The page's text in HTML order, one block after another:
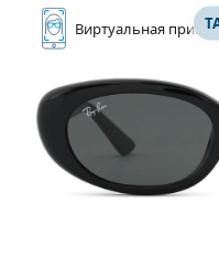
Виртуальная